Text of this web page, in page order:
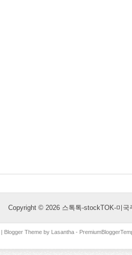
Copyright © 2026 스톡톡-stockTOK-미국
Blogger Theme by Lasantha-